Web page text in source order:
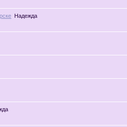
Надежда